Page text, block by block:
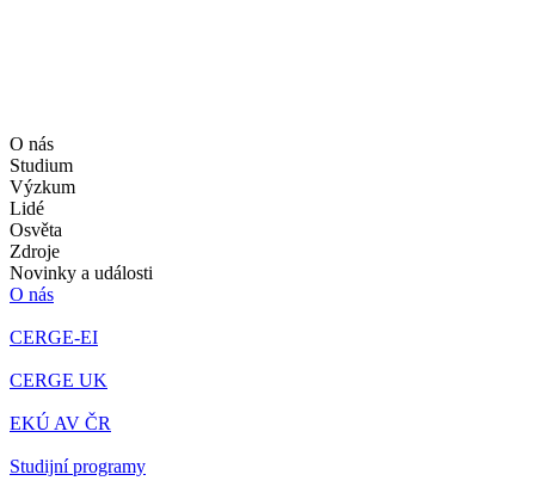
O nás
Studium
Výzkum
Lidé
Osvěta
Zdroje
Novinky a události
O nás
CERGE-EI
CERGE UK
EKÚ AV ČR
Studijní programy